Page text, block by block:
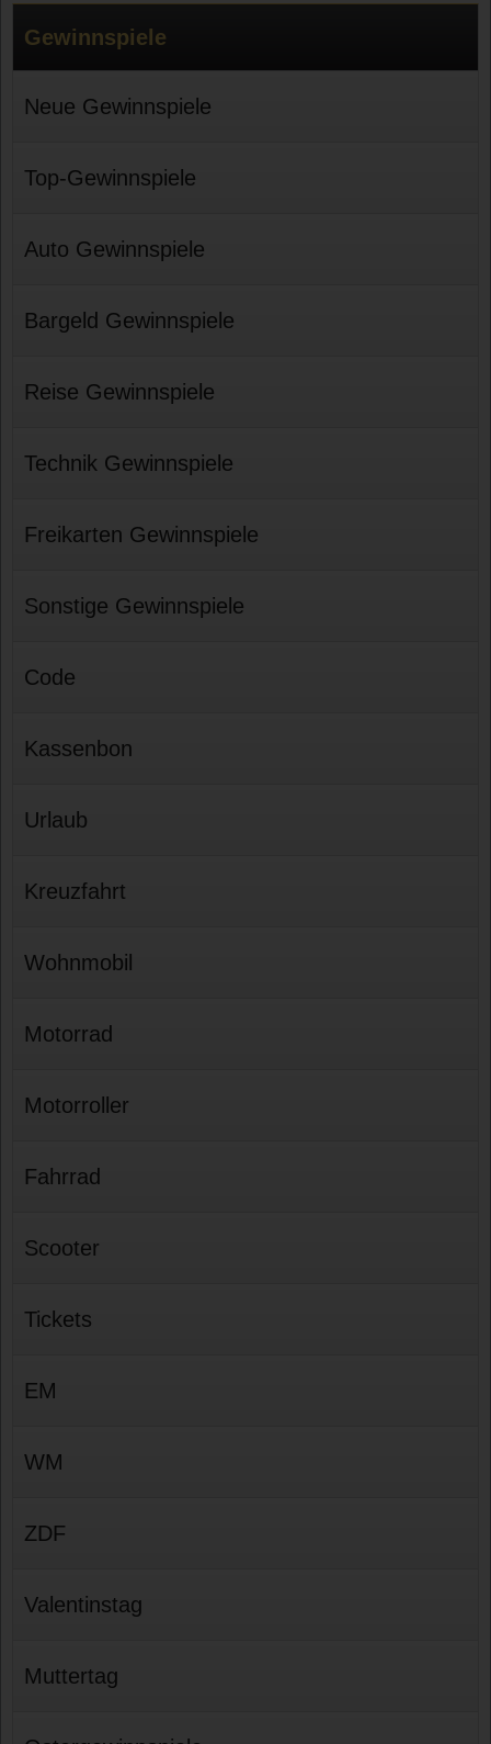
Gewinnspiele
Neue Gewinnspiele
Top-Gewinnspiele
Auto Gewinnspiele
Bargeld Gewinnspiele
Reise Gewinnspiele
Technik Gewinnspiele
Freikarten Gewinnspiele
Sonstige Gewinnspiele
Code
Kassenbon
Urlaub
Kreuzfahrt
Wohnmobil
Motorrad
Motorroller
Fahrrad
Scooter
Tickets
EM
WM
ZDF
Valentinstag
Muttertag